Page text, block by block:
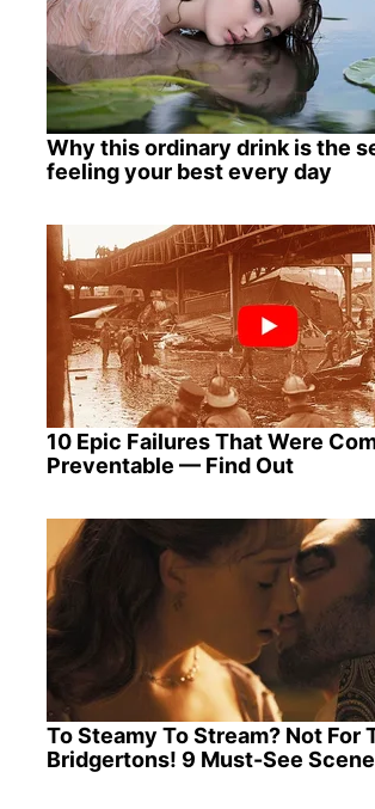
Why this ordinary drink is the
feeling your best every day
10 Epic Failures That Were
Preventable — Find Out
To Steamy To Stream? Not For
Bridgertons! 9 Must-See